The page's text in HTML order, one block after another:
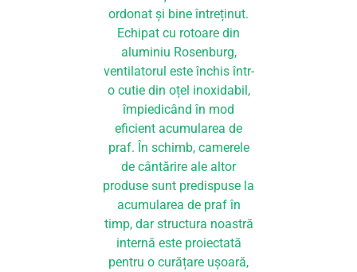
ordonat și bine întreținut.
Echipat cu rotoare din
aluminiu Rosenburg,
ventilatorul este închis într-
o cutie din oțel inoxidabil,
împiedicând în mod
eficient acumularea de
praf. În schimb, camerele
de cântărire ale altor
produse sunt predispuse la
acumularea de praf în
timp, dar structura noastră
internă este proiectată
pentru o curățare ușoară,